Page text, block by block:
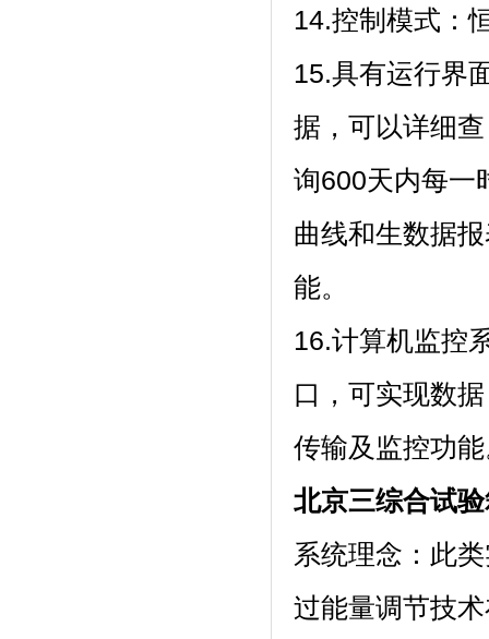
14.控制模式：恒
15.具有运行界面
据，可以详细查
询600天内每一
曲线和生数据
能。
16.计算机监控
口，可实现数据
传输及监控功能
北京三综合试
系统理念：
过能量调节技术